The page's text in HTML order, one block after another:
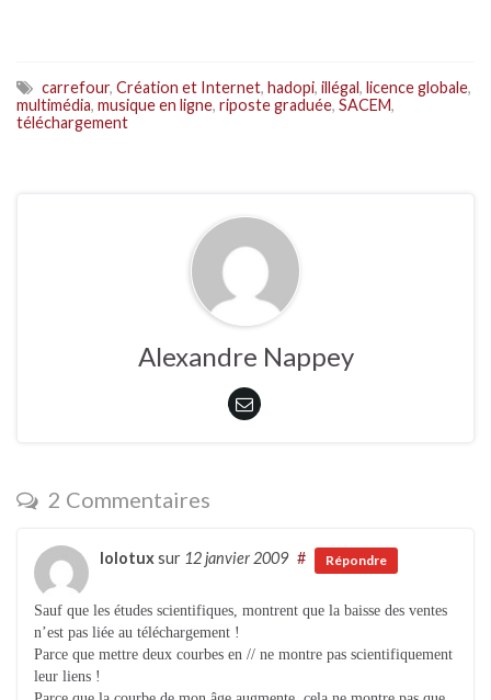
carrefour, Création et Internet, hadopi, illégal, licence globale,
multimédia, musique en ligne, riposte graduée, SACEM,
téléchargement
Alexandre Nappey
2 Commentaires
lolotuxsur 12 janvier 2009 # Répondre
Sauf que les études scientifiques, montrent que la baisse des ventes
n’est pas liée au téléchargement !
Parce que mettre deux courbes en // ne montre pas scientifiquement
leur liens !